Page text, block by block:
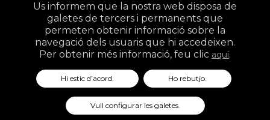
Studio
Us informem que la nostra web disposa de
galetes de tercers i permanents que
permeten obtenir informació sobre la
navegació dels usuaris que hi accedeixen.
Per obtenir més informació, feu clic aquí.
Hi estic d’acord. Ho rebutjo.
Vull configurar les galetes.